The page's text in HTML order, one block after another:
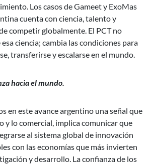
Los casos de Gameet y ExoMas
cuenta con ciencia, talento y
competir globalmente. El PCT no
ciencia; cambia las condiciones para
transferirse y escalarse en el mundo.
hacia el mundo.
en este avance argentino una señal que
y lo comercial, implica comunicar que
al sistema global de innovación
con las economías que más invierten
y desarrollo. La confianza de los